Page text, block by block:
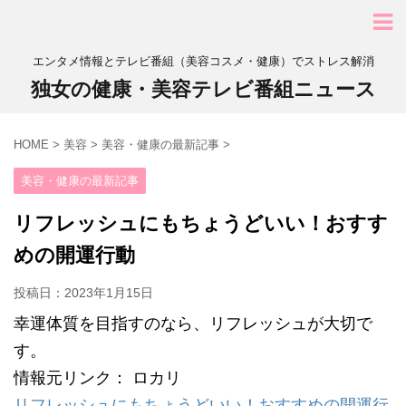
エンタメ情報とテレビ番組（美容コスメ・健康）でストレス解消
独女の健康・美容テレビ番組ニュース
HOME > 美容 > 美容・健康の最新記事 >
美容・健康の最新記事
リフレッシュにもちょうどいい！おすす
めの開運行動
投稿日： 2023年1月15日
幸運体質を目指すのなら、リフレッシュが大切で
す。
情報元リンク： ロカリ